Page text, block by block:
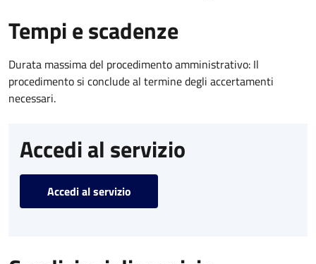
Tempi e scadenze
Durata massima del procedimento amministrativo: Il
procedimento si conclude al termine degli accertamenti
necessari.
Accedi al servizio
Accedi al servizio